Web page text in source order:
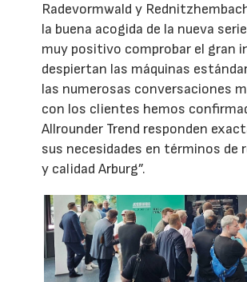
Radevormwald y
la buena acogida de la nueva
muy positivo comprobar el gran
despiertan las máquinas
las numerosas conversaciones
con los clientes hemos
Allrounder Trend responden
sus necesidades en términos de
y calidad Arburg”.